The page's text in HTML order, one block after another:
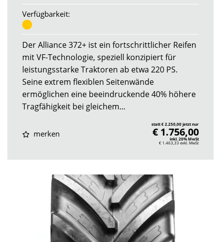
Verfügbarkeit:
Der Alliance 372+ ist ein fortschrittlicher Reifen
mit VF-Technologie, speziell konzipiert für
leistungsstarke Traktoren ab etwa 220 PS.
Seine extrem flexiblen Seitenwände
ermöglichen eine beeindruckende 40% höhere
Tragfähigkeit bei gleichem...
merken
statt € 2.250,00 jetzt nur
€ 1.756,00
inkl. 20% MwSt
€ 1.463,33 exkl. MwSt